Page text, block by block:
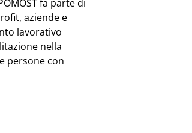
fa parte di
aziende e
lavorativo
nella
persone con